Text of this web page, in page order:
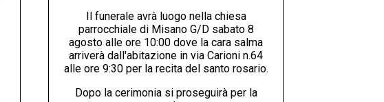
Il funerale avrà luogo nella chiesa
parrocchiale di Misano G/D sabato 8
agosto alle ore 10:00 dove la cara salma
arriverà dall'abitazione in via Carioni n.64
alle ore 9:30 per la recita del santo rosario.
Dopo la cerimonia si proseguirà per la